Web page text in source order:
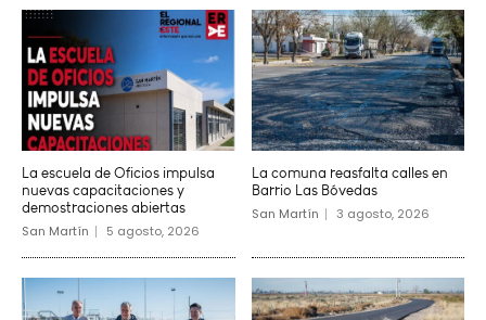
La escuela de Oficios impulsa
nuevas capacitaciones y
demostraciones abiertas
San Martín 5 agosto, 2026
La comuna reasfalta calles en
Barrio Las Bóvedas
San Martín 3 agosto, 2026